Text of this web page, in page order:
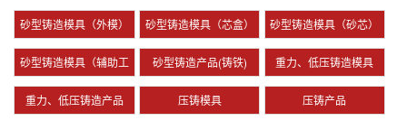
砂型铸造模具（外模） 砂型铸造模具（芯盒） 砂型铸造模具（砂芯）
砂型铸造模具（辅助工
装、夹具）
砂型铸造产品(铸铁) 重力、低压铸造模具
重力、低压铸造产品 压铸模具 压铸产品